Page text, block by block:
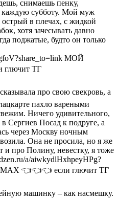
снимаешь пенку,
каждую субботу. Мой муж
в плечах, с жидкой
хотя зачесывать давно
поджатые, будто он только
МОЙ
ТГ
про свою свекровь, а
пахло вареными
Ничего удивительного,
Сергиев Посад к подруге, а
через Москву ночным
Она не просила, но я же
про Полину, невестку, я тоже
a/aiwkydlHxhpeyHPg?
👈👈👈 если глючит ТГ
машинку – как насмешку.